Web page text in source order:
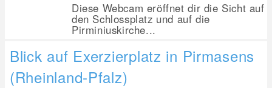
Diese Webcam eröffnet dir die Sicht auf
den Schlossplatz und auf die
Pirminiuskirche...
Blick auf Exerzierplatz in Pirmasens
(Rheinland-Pfalz)